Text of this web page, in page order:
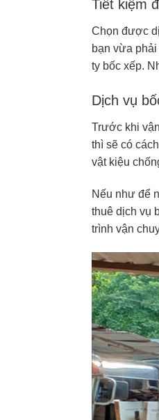
Tiết kiệm
Chọn được
bạn vừa
ty bốc xếp.
Dịch vụ
Trước khi
thì sẽ có
vật kiệu
Nếu như để
thuê dịch vụ
trình vận